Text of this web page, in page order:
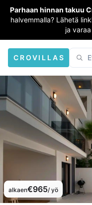
Parhaan hinnan takuu
halvemmalla? Lähetä
ja
CROVILLAS
alkaen€965/ yö